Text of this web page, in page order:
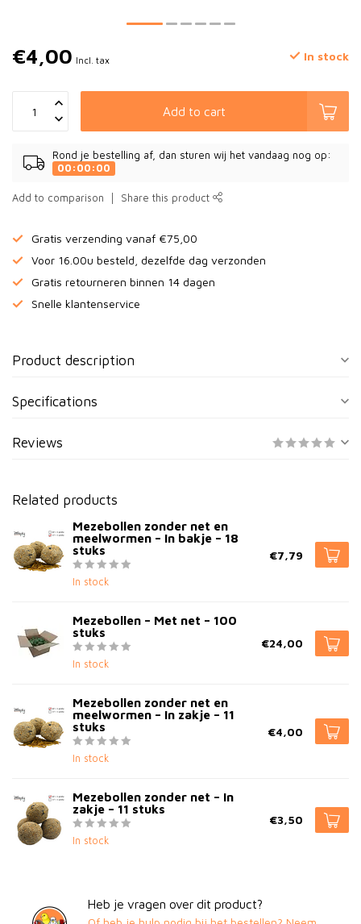
€4,00 Incl. tax In stock
Add to cart
Rond je bestelling af, dan sturen wij het vandaag nog op:
00:00:00
Add to comparison Share this product
Gratis verzending vanaf €75,00
Voor 16.00u besteld, dezelfde dag verzonden
Gratis retourneren binnen 14 dagen
Snelle klantenservice
Product description
Specifications
Reviews
Related products
Mezebollen zonder net en
meelwormen – In bakje – 18
stuks
In stock
€7,79
Mezebollen – Met net – 100
stuks
In stock
€24,00
Mezebollen zonder net en
meelwormen – In zakje – 11
stuks
In stock
€4,00
Mezebollen zonder net – In
zakje – 11 stuks
In stock
€3,50
Heb je vragen over dit product?